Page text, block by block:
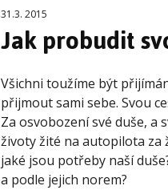
31.3. 2015
Jak probudit
Všichni toužíme být
přijmout sami sebe. Svou
Za osvobození své duše, a
životy žité na autopilota za
jaké jsou potřeby naší
a podle jejich norem?